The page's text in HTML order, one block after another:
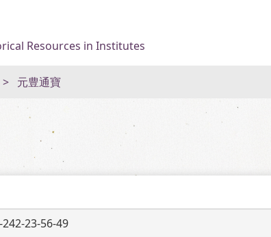
Resources in Institutes
元豊通寶
242-23-56-49